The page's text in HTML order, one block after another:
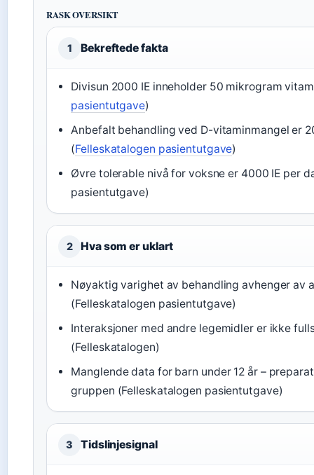
RASK OVERSIKT
1 Bekreftede fakta
Divisun 2000 IE inneholder 50 mikrogram
pasientutgave)
Anbefalt behandling ved D-vitaminmangel er
(Felleskatalogen pasientutgave)
Øvre tolerable nivå for voksne er 4000 IE per
pasientutgave)
2 Hva som er uklart
Nøyaktig varighet av behandling avhenger av
(Felleskatalogen pasientutgave)
Interaksjoner med andre legemidler er ikke
(Felleskatalogen)
Manglende data for barn under 12 år –
gruppen (Felleskatalogen pasientutgave)
3 Tidslinjesignal